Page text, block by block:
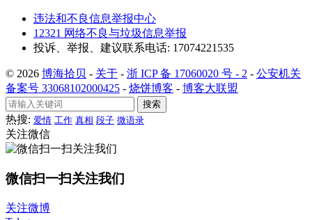
违法和不良信息举报中心
12321 网络不良与垃圾信息举报
投诉、举报、建议联系电话: 17074221535
© 2026 博海拾贝 - 关于 - 浙 ICP 备 17060020 号 - 2 - 公安机关
备案号 33068102000425 - 烧饼博客 - 博客大联盟
搜索
热搜: 爱情 工作 真相 段子 微语录
关注微信
微信扫一扫关注我们
关注微博